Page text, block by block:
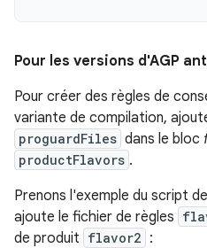
Pour les versions d'AGP
Pour créer des règles de
variante de compilation,
proguardFiles dans le bloc
productFlavors .
Prenons l'exemple du script
ajoute le fichier de règles
de produit flavor2 :